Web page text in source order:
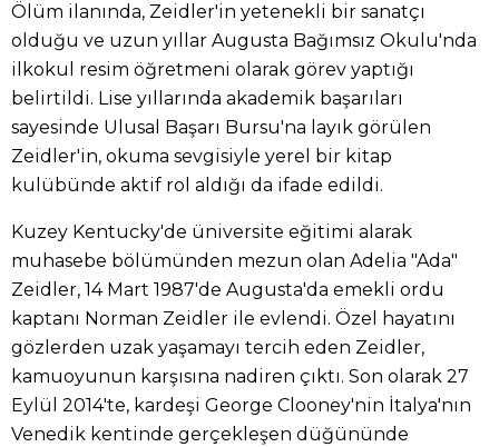
Ölüm ilanında, Zeidler'in yetenekli bir sanatçı
olduğu ve uzun yıllar Augusta Bağımsız Okulu'nda
ilkokul resim öğretmeni olarak görev yaptığı
belirtildi. Lise yıllarında akademik başarıları
sayesinde Ulusal Başarı Bursu'na layık görülen
Zeidler'in, okuma sevgisiyle yerel bir kitap
kulübünde aktif rol aldığı da ifade edildi.
Kuzey Kentucky'de üniversite eğitimi alarak
muhasebe bölümünden mezun olan Adelia "Ada"
Zeidler, 14 Mart 1987'de Augusta'da emekli ordu
kaptanı Norman Zeidler ile evlendi. Özel hayatını
gözlerden uzak yaşamayı tercih eden Zeidler,
kamuoyunun karşısına nadiren çıktı. Son olarak 27
Eylül 2014'te, kardeşi George Clooney'nin İtalya'nın
Venedik kentinde gerçekleşen düğününde